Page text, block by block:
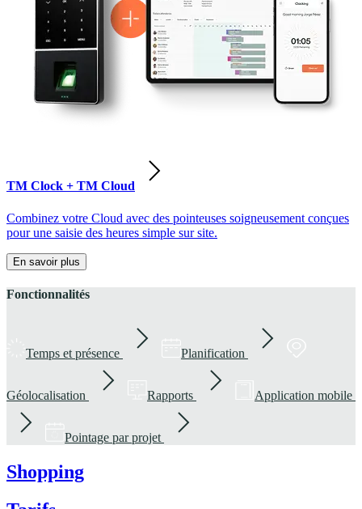
TM Clock + TM Cloud
Combinez votre Cloud avec des pointeuses soigneusement conçues
pour une saisie des heures simple sur site.
En savoir plus
Fonctionnalités
Temps et présence Planification
Géolocalisation Rapports Application mobile
Pointage par projet
Shopping